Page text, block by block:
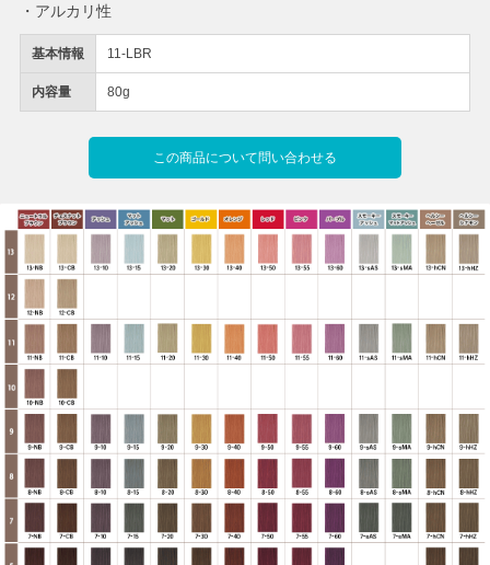
基本情報 11-LBR
内容量 80g
この商品について問い合わせる
・アルカリ性